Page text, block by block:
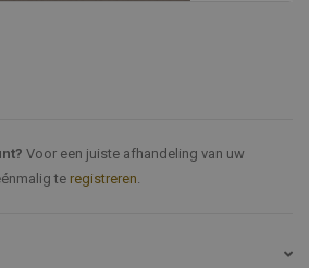
Voor een juiste afhandeling van uw
te registreren.